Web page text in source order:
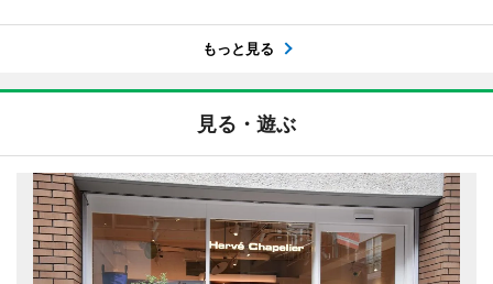
もっと見る
見る・遊ぶ